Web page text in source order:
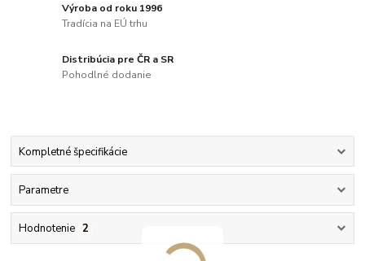
Výroba od roku 1996
Tradícia na EÚ trhu
Distribúcia pre ČR a SR
Pohodlné dodanie
Kompletné špecifikácie
Parametre
Hodnotenie 2